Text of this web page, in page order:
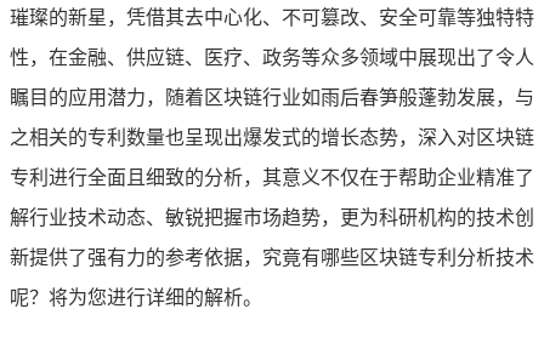
璀璨的新星，凭借其去中心化、不可篡改、安全可靠等独特特
性，在金融、供应链、医疗、政务等众多领域中展现出了令人
瞩目的应用潜力，随着区块链行业如雨后春笋般蓬勃发展，与
之相关的专利数量也呈现出爆发式的增长态势，深入对区块链
专利进行全面且细致的分析，其意义不仅在于帮助企业精准了
解行业技术动态、敏锐把握市场趋势，更为科研机构的技术创
新提供了强有力的参考依据，究竟有哪些区块链专利分析技术
呢？将为您进行详细的解析。